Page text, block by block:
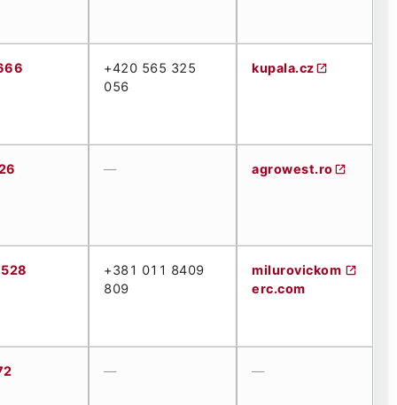
+420 565 325
056
kupala.cz
— agrowest.ro
+381 011 8409
809
milurovickom
erc.com
— —